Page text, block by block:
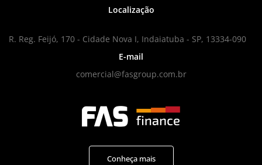
Localização
R. Reg. Feijó, 170 - Cidade Nova I, Indaiatuba - SP, 13334-090
E-mail
comercial@fasgroup.com.br
Conheça mais